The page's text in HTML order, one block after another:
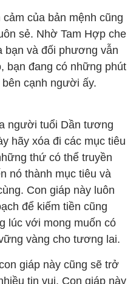
của bản mệnh cũng
sẻ. Nhờ Tam Hợp che
bạn và đối phương vẫn
bạn đang có những phút
cạnh người ấy.
người tuổi Dần tương
hãy xóa đi các mục tiêu
thứ có thể truyền
nó thành mục tiêu và
Con giáp này luôn
để kiếm tiền cũng
lúc với mong muốn có
vàng cho tương lai.
giáp này cũng sẽ trở
tin vui. Con giáp này